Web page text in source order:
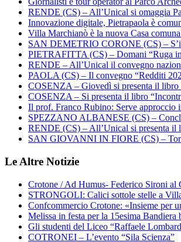
RENDE (CS) – All’Unical si omaggia
Innovazione digitale, Pietrapaola è
Villa Marchianò è la nuova Casa
SAN DEMETRIO CORONE (CS) –
PIETRAFITTA (CS) – Domani “Ruga
RENDE – All’Unical il convegno
PAOLA (CS) – Il convegno “Redditi
COSENZA – Giovedì si presenta il
COSENZA – Si presenta il libro
Il prof. Franco Rubino: Serve approccio
SPEZZANO ALBANESE (CS) –
RENDE (CS) – All’Unical si presenta il
SAN GIOVANNI IN FIORE (CS) –
Le Altre Notizie
Crotone / Ad Humus- Federico Sironi al
STRONGOLI: Calici sottole stelle a
Confcommercio Crotone: «Insieme per
Melissa in festa per la 15esima Bandiera
Gli studenti del Liceo “Raffaele
COTRONEI – L’evento “Sila Scienza”